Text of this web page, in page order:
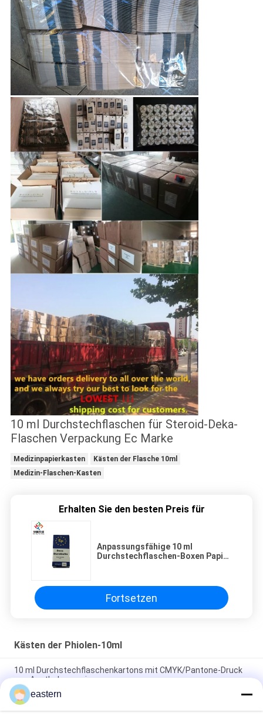
10 ml Durchstechflaschen für Steroid-Deka-
Flaschen Verpackung Ec Marke
Medizinpapierkasten
Kästen der Flasche 10ml
Medizin-Flaschen-Kasten
Erhalten Sie den besten Preis für
Anpassungsfähige 10 ml
Durchstechflaschen-Boxen Papier
Verpackung
Fortsetzen
Kästen der Phiolen-10ml
10 ml Durchstechflaschenkartons mit CMYK/Pantone-Druck
aus Apothekenpapier
Anpassungsfähige 10 ml Durchstechflaschen-Boxen Papier
glänzende Veredelung für Steroid-Deka-Flaschen Verpackung
eastern